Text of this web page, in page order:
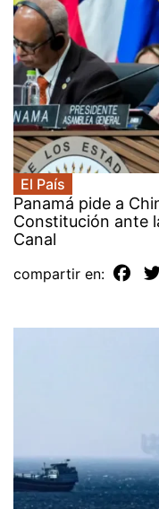
El País
Panamá pide a
Constitución ante
Canal
compartir en: